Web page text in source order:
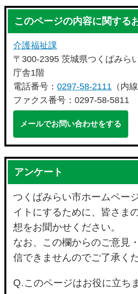
このページの内容に関する
介護福祉課
〒300-2395 茨城県つくばみら
庁舎1階
電話番号：0297-58-2111 （内
ファクス番号：0297-58-5811
メールでお問い合わせをする
アンケート
つくばみらい市ホームペー
イトにするために、皆さま
想をお聞かせください。
なお、この欄からのご意見
信できませんのでご了承く
Q.このページはお役に立ち